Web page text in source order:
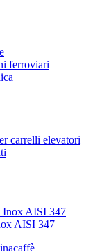
ferroviari
carrelli elevatori
AISI 347